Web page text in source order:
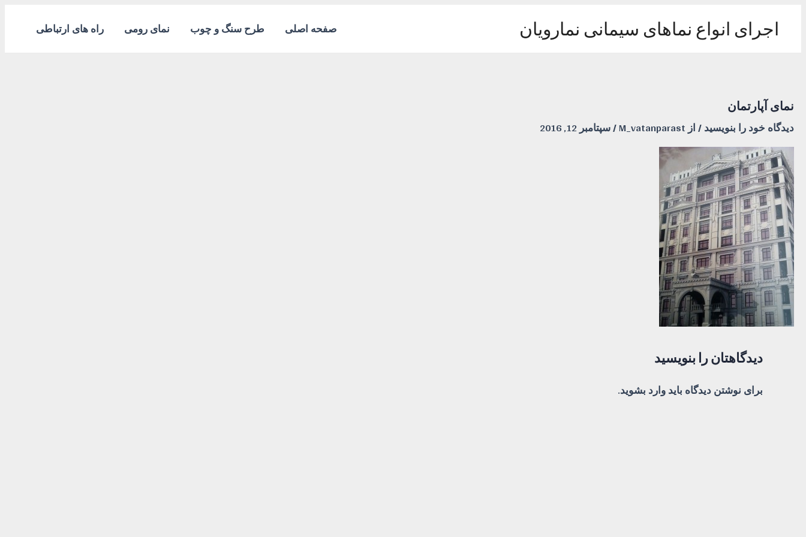
اجرای انواع نماهای سیمانی نمارویان صفحه اصلی طرح سنگ و چوب نمای رومی راه های ارتباطی
نمای آپارتمان
دیدگاه‌ خود را بنویسید/ ازM_vatanparast
/سپتامبر 12, 2016
دیدگاهتان را بنویسید
برای نوشتن دیدگاه بایدوارد بشوید.